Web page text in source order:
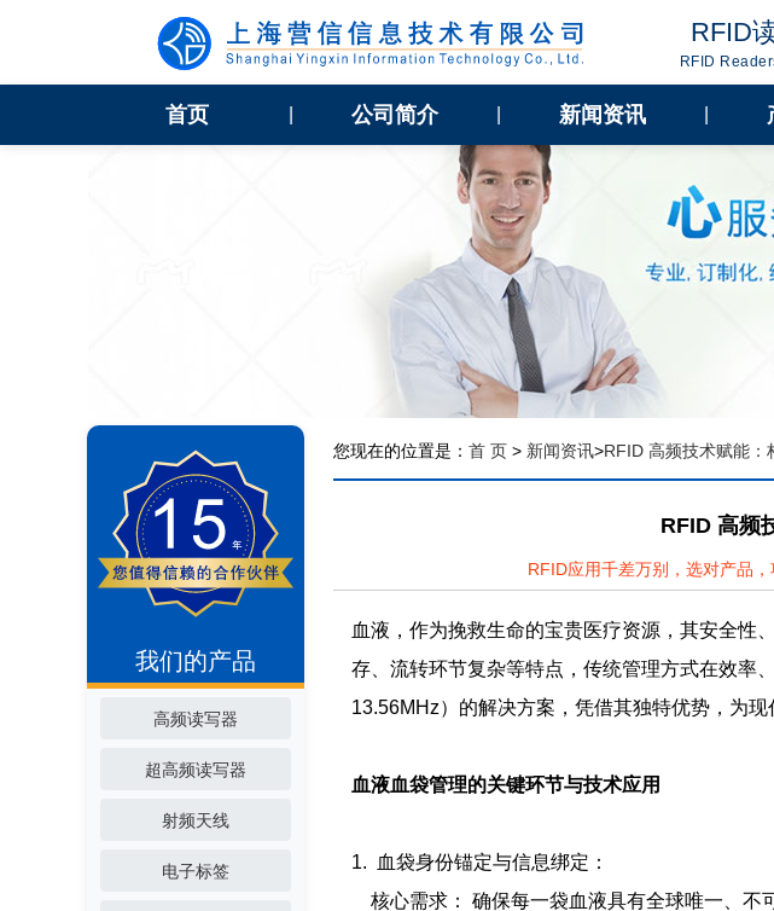
RFID
RFID
首页 公司简介 新闻资讯
我们的产品
高频读写器
超高频读写器
射频天线
电子标签
您现在的位置是： 首 页 > 新闻资讯>RFID 高频技术赋能：
RFID 高频
RFID应用千差万别，选对产品
血液，作为挽救生命的宝贵医疗资源，其安全性
存、流转环节复杂等特点，传统管理方式在效率
13.56MHz）的解决方案，凭借其独特优势，为
血液血袋管理的关键环节与技术应用
1. 血袋身份锚定与信息绑定：
核心需求： 确保每一袋血液具有全球唯一、不